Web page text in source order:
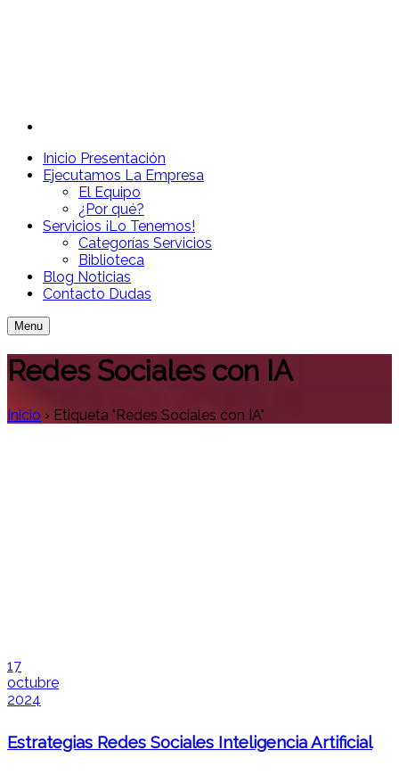
Inicio Presentación
Ejecutamos La Empresa
El Equipo
¿Por qué?
Servicios ¡Lo Tenemos!
Categorías Servicios
Biblioteca
Blog Noticias
Contacto Dudas
Menu
Redes Sociales con IA
Inicio › Etiqueta "Redes Sociales con IA"
17
octubre
2024
Estrategias Redes Sociales Inteligencia Artificial